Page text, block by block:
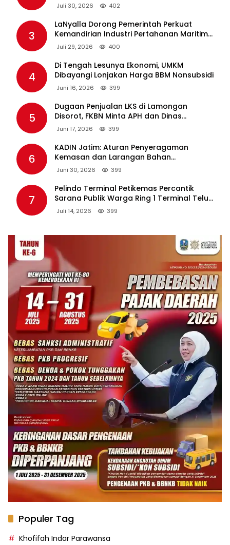
Juli 30, 2026 402
3
LaNyalla Dorong Pemerintah Perkuat
Kemandirian Industri Pertahanan Maritim
Lewat PT PAL
Juli 29, 2026 400
4
Di Tengah Lesunya Ekonomi, UMKM
Dibayangi Lonjakan Harga BBM Nonsubsidi
Juni 16, 2026 399
5
Dugaan Penjualan LKS di Lamongan
Disorot, FKBN Minta APH dan Dinas
Pendidikan Bertindak Tegas.
Juni 17, 2026 399
6
KADIN Jatim: Aturan Penyeragaman
Kemasan dan Larangan Bahan
Tambahan Berpotensi Ganggu Industri
Juni 30, 2026 399
7
Pelindo Terminal Petikemas Percantik
Sarana Publik Warga Ring 1 Terminal Teluk
Lamong Lewat Program TJSL
Juli 14, 2026 399
Populer Tag
Khofifah Indar Parawansa